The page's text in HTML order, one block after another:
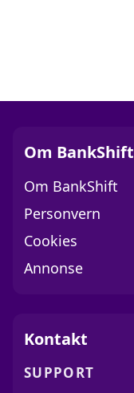
Om BankShift
Om BankShift
Personvern
Cookies
Annonse
Kontakt
SUPPORT